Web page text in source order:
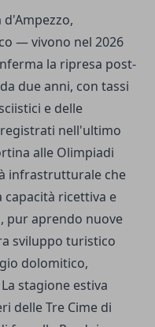
— vivono nel 2026
la ripresa post-
due anni, con tassi
e delle
nell'ultimo
alle Olimpiadi
infrastrutturale che
capacità ricettiva e
pur aprendo nuove
sviluppo turistico
dolomitico,
stagione estiva
delle Tre Cime di